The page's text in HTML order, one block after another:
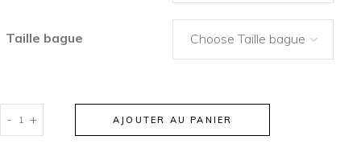
Taille bague Choose Taille bague
- + AJOUTER AU PANIER